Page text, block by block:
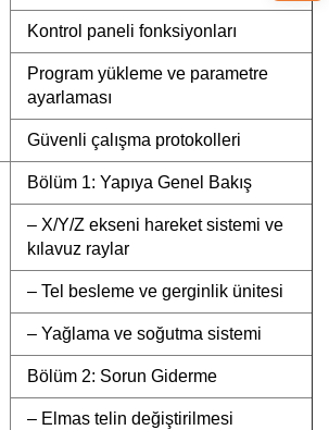
Kontrol paneli fonksiyonları
Program yükleme ve parametre
ayarlaması
Güvenli çalışma protokolleri
Bölüm 1: Yapıya Genel Bakış
– X/Y/Z ekseni hareket sistemi ve
kılavuz raylar
– Tel besleme ve gerginlik ünitesi
– Yağlama ve soğutma sistemi
Bölüm 2: Sorun Giderme
– Elmas telin değiştirilmesi